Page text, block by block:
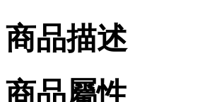
商品描述
商品屬性